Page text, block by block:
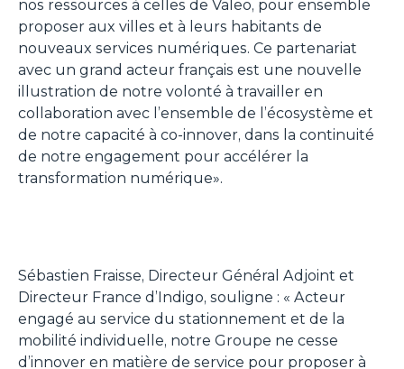
nos ressources à celles de Valeo, pour ensemble
proposer aux villes et à leurs habitants de
nouveaux services numériques. Ce partenariat
avec un grand acteur français est une nouvelle
illustration de notre volonté à travailler en
collaboration avec l’ensemble de l’écosystème et
de notre capacité à co-innover, dans la continuité
de notre engagement pour accélérer la
transformation numérique».
Sébastien Fraisse, Directeur Général Adjoint et
Directeur France d’Indigo, souligne : « Acteur
engagé au service du stationnement et de la
mobilité individuelle, notre Groupe ne cesse
d’innover en matière de service pour proposer à